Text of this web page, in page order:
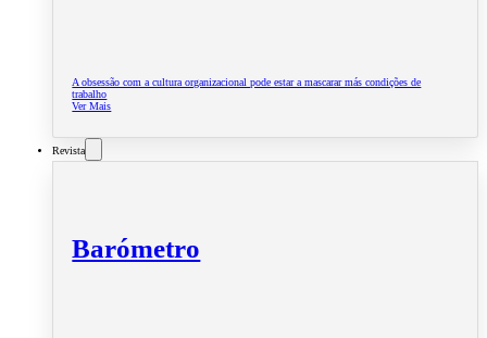
A obsessão com a cultura organizacional pode estar a mascarar más condições de
trabalho
Ver Mais
Revista
Barómetro